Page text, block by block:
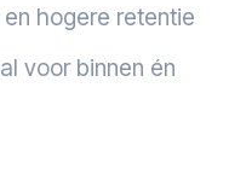
hogere retentie
voor binnen én